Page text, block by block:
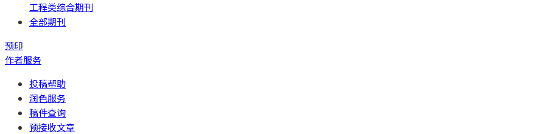
工程类综合期刊
全部期刊
预印
作者服务
投稿帮助
润色服务
稿件查询
预接收文章